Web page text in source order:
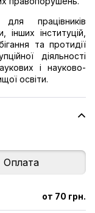
працівників
інституцій,
та протидії
діяльності
і науково-
освіти.
Оплата
от 70 грн.